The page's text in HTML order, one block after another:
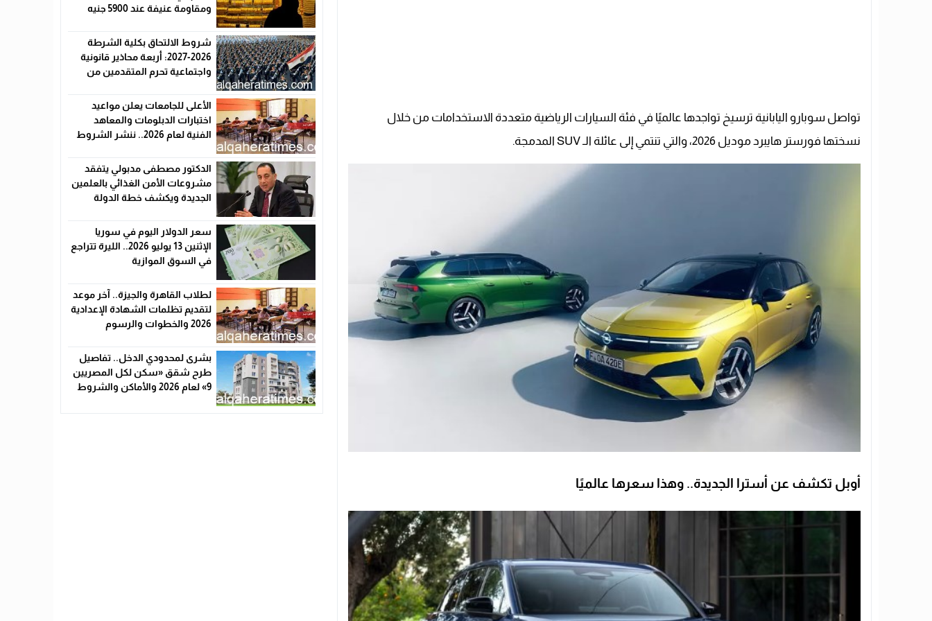
تواصل سوبارو اليابانية ترسيخ تواجدها عالميًا في فئة السيارات الرياضية متعددة الاستخدامات من خلال
نسختها فورستر هايبرد موديل 2026، والتي تنتمي إلى عائلة الـ SUV المدمجة.
أوبل تكشف عن أسترا الجديدة.. وهذا سعرها عالميًا
ومقاومة عنيفة عند 5900 جنيه
شروط الالتحاق بكلية الشرطة
2026-2027: أربعة محاذير قانونية
واجتماعية تحرم المتقدمين من
الأعلى للجامعات يعلن مواعيد
اختبارات الدبلومات والمعاهد
الفنية لعام 2026.. ننشر الشروط
الدكتور مصطفى مدبولي يتفقد
مشروعات الأمن الغذائي بالعلمين
الجديدة ويكشف خطة الدولة
سعر الدولار اليوم في سوريا
الإثنين 13 يوليو 2026.. الليرة تتراجع
في السوق الموازية
لطلاب القاهرة والجيزة.. آخر موعد
لتقديم تظلمات الشهادة الإعدادية
2026 والخطوات والرسوم
بشرى لمحدودي الدخل.. تفاصيل
طرح شقق «سكن لكل المصريين
9» لعام 2026 والأماكن والشروط